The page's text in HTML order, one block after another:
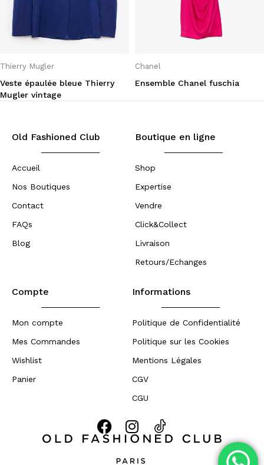
Thierry Mugler
Veste épaulée bleue Thierry
Mugler vintage
Chanel
Ensemble Chanel fuschia
Old Fashioned Club
Accueil
Nos Boutiques
Contact
FAQs
Blog
Boutique en ligne
Shop
Expertise
Vendre
Click&Collect
Livraison
Retours/Echanges
Compte
Mon compte
Mes Commandes
Wishlist
Panier
Informations
Politique de Confidentialité
Politique sur les Cookies
Mentions Légales
CGV
CGU